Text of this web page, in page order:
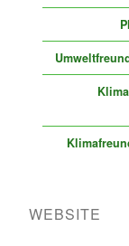
WEBSITE